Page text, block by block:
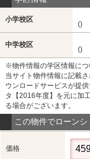
小学校区
()
中学校区
()
※物件情報の学区情報につ
当サイト物件情報に記載
ウンロードサービスが提
タ【2016年度】を元に加
る場合がございます。
この物件でローン
価格